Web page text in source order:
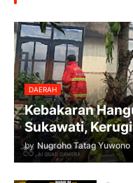
DAERAH
Kebakaran
Sukawati,
by Nugroho Tatag Yuwono